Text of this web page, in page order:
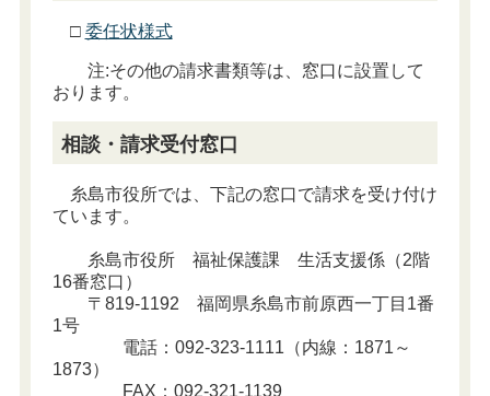
□ 委任状様式
注:その他の請求書類等は、窓口に設置して
おります。
相談・請求受付窓口
糸島市役所では、下記の窓口で請求を受け付け
ています。
糸島市役所 福祉保護課 生活支援係（2階
16番窓口）
〒819-1192 福岡県糸島市前原西一丁目1番
1号
電話：092-323-1111（内線：1871～
1873）
FAX：092-321-1139